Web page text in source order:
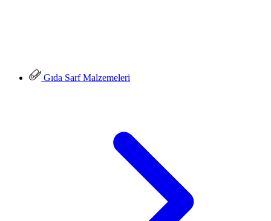
Gıda Sarf Malzemeleri